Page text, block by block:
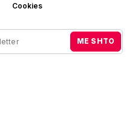
Cookies
ME SHTO